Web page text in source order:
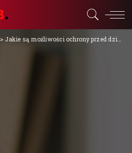
>Jakie są możliwości ochrony przed działaniami komornika?